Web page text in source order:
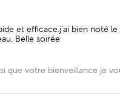
et efficace.j’ai bien noté
Belle soirée
votre bienveillance je